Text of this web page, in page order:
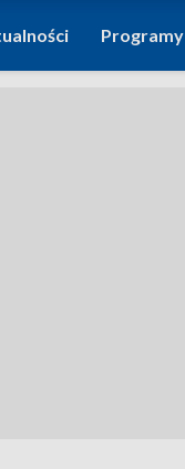
Programy